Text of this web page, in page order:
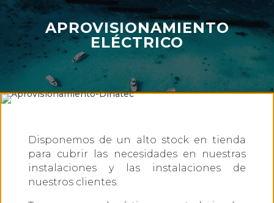
APROVISIONAMIENTO
ELÉCTRICO
Disponemos de un alto stock en tienda
para cubrir las necesidades en nuestras
instalaciones y las instalaciones de
nuestros clientes.